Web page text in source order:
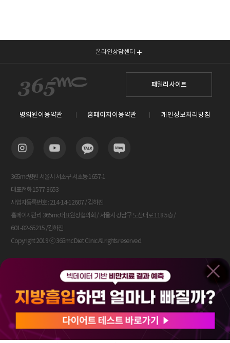
온라인상담센터
패밀리 사이트
병의원이용약관 홈페이지이용약관 개인정보처리방침
365mc병원 서울시 서초구 서초동 1657-1
대표전화 1577-3653
사업자등록번호 : 214-14-12607 / 김하진
홈페이지관리 365mc대표원장협의회 / 서울시 강남구 도산대로 118 5층 /
601-82-65215 /김하진
Copyright 2019 ⓒ 365mc Diet Clinic All rights reserved.